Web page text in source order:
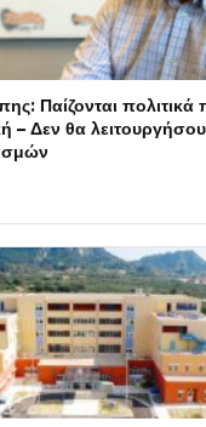
Παίζονται πολιτικά
– Δεν θα